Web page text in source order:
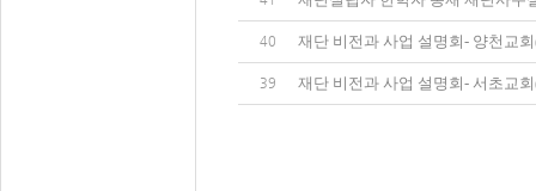
40 재단 비전과 사업 설명회- 양천교
39 재단 비전과 사업 설명회- 서초교